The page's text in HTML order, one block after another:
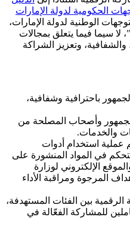
الحكومية لدولة الإمارات
الوطنية لدولة الإمارات،
ومستهدفات ورؤية "الإمارات 2071"، لا سيما فيما يتعلق بمجالات
والشفافية، وتعزيز الشراكة
باحترافية وشفافية،
وأصحاب المصلحة من
والخدمات.
عملية استخدام أدوات
في المواد المنشورة على
الإلكتروني لوزارة
المرجوة ومراقبة الأداء
بين الفئات المستهدفة،
للمشاركة الفعّالة في